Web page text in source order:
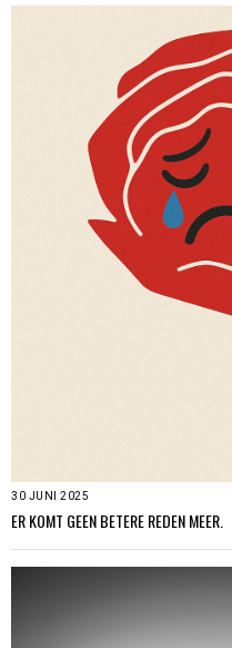
30 JUNI 2025
ER KOMT GEEN BETERE REDEN MEER.